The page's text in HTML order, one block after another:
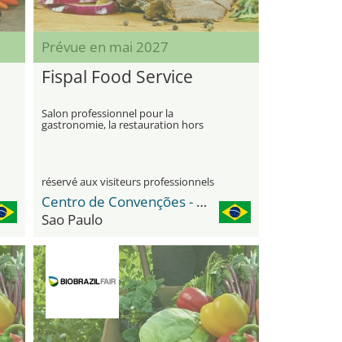
Prévue en mai 2027
Fispal Food Service
Salon professionnel pour la
gastronomie, la restauration hors
domicile et les innovations dans les
réservé aux visiteurs professionnels
Centro de Convenções - Distrito Anhembi
Sao Paulo